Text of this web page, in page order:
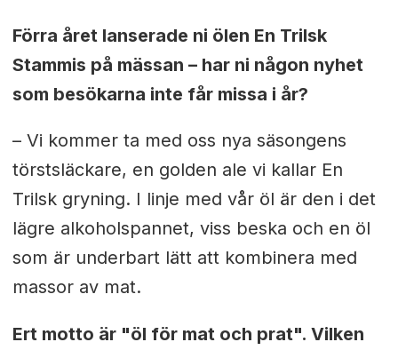
Förra året lanserade ni ölen En Trilsk
Stammis på mässan – har ni någon nyhet
som besökarna inte får missa i år?
– Vi kommer ta med oss nya säsongens
törstsläckare, en golden ale vi kallar En
Trilsk gryning. I linje med vår öl är den i det
lägre alkoholspannet, viss beska och en öl
som är underbart lätt att kombinera med
massor av mat.
Ert motto är "öl för mat och prat". Vilken